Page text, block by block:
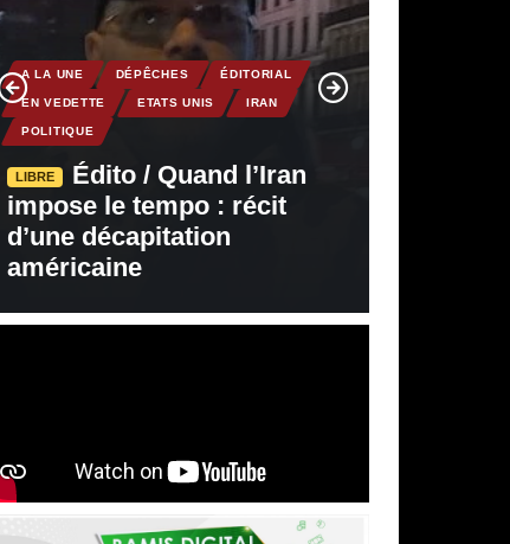
A LA UNE DÉPÊCHES ÉDITORIAL
EN VEDETTE ETATS UNIS IRAN
POLITIQUE
LIBRE
Édito / Quand l’Iran
impose le tempo : récit
d’une décapitation
américaine